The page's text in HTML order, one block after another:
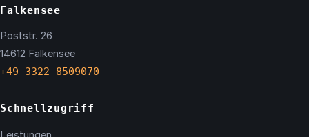
Falkensee
Poststr. 26
14612 Falkensee
+49 3322 8509070
Schnellzugriff